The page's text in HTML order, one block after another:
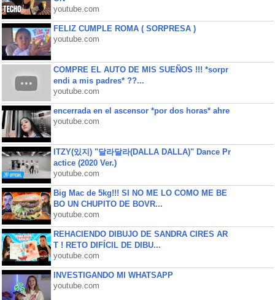
youtube.com
FELIZ CUMPLE ROMA ( SORPRESA )
youtube.com
COMPRE EL AUTO DE MIS SUEÑOS !!! *sorpr
endi a mis padres* ??...
youtube.com
encerrada en el ascensor *por dos horas* ahre
youtube.com
ITZY(있지) "달라달라(DALLA DALLA)" Dance Pr
actice (2020 Ver.)
youtube.com
Big Mac de 5kg!!! SI NO ME LO COMO ME BE
BO UN CHUPITO DE BOVR...
youtube.com
REHACIENDO DIBUJO DE SANDRA CIRES AR
T ! RETO DIFÍCIL DE DIBU...
youtube.com
INVESTIGANDO MI WHATSAPP
youtube.com